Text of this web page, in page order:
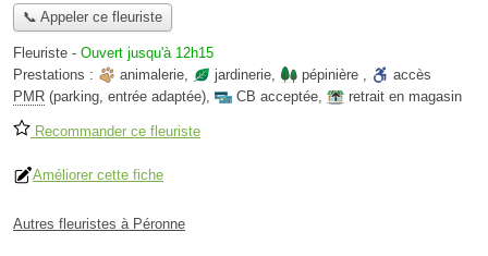
📞 Appeler ce fleuriste
Fleuriste - Ouvert jusqu'à 12h15
Prestations :
animalerie, jardinerie, pépinière ,
accès
PMR (parking, entrée adaptée), CB acceptée, retrait en magasin
Recommander ce fleuriste
Améliorer cette fiche
Autres fleuristes à Péronne